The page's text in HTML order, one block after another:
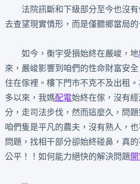
法院訊斷和下級部分至今也沒有
去查望現實情形，而是僅聽鄉當局的
如今，衡宇受損始終在嚴峻，地
來，嚴峻影響到咱們的性命財富安
住在傢裡。樓下門市不克不及出租
多以來，我媽配電始終在傢，沒有
分，走司法步伐，然而這麼久，問題
咱們隻是平凡的農夫，沒有熟人，
問題，找相干部分卻始終碰鼻，真
公平！！如何能力絕快的解決問題